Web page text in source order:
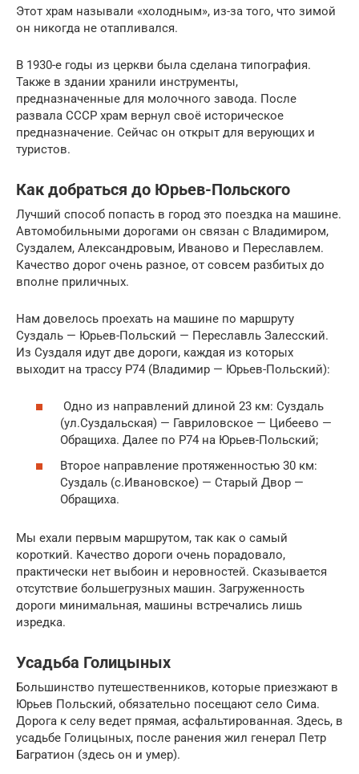
Этот храм называли «холодным», из-за того, что зимой
он никогда не отапливался.
В 1930-е годы из церкви была сделана типография.
Также в здании хранили инструменты,
предназначенные для молочного завода. После
развала СССР храм вернул своё историческое
предназначение. Сейчас он открыт для верующих и
туристов.
Как добраться до Юрьев-Польского
Лучший способ попасть в город это поездка на машине.
Автомобильными дорогами он связан с Владимиром,
Суздалем, Александровым, Иваново и Переславлем.
Качество дорог очень разное, от совсем разбитых до
вполне приличных.
Нам довелось проехать на машине по маршруту
Суздаль — Юрьев-Польский — Переславль Залесский.
Из Суздаля идут две дороги, каждая из которых
выходит на трассу Р74 (Владимир — Юрьев-Польский):
Одно из направлений длиной 23 км: Суздаль
(ул.Суздальская) — Гавриловское — Цибеево —
Обращиха. Далее по Р74 на Юрьев-Польский;
Второе направление протяженностью 30 км:
Суздаль (с.Ивановское) — Старый Двор —
Обращиха.
Мы ехали первым маршрутом, так как о самый
короткий. Качество дороги очень порадовало,
практически нет выбоин и неровностей. Сказывается
отсутствие большегрузных машин. Загруженность
дороги минимальная, машины встречались лишь
изредка.
Усадьба Голицыных
Большинство путешественников, которые приезжают в
Юрьев Польский, обязательно посещают село Сима.
Дорога к селу ведет прямая, асфальтированная. Здесь, в
усадьбе Голицыных, после ранения жил генерал Петр
Багратион (здесь он и умер).